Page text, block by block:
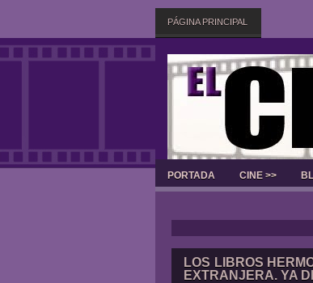
PÁGINA PRINCIPAL
PORTADA CINE >>
LOS LIBROS
EXTRANJERA. YA